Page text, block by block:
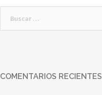
COMENTARIOS RECIENTES